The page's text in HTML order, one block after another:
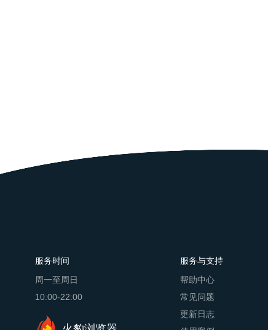
服务时间
周一至周日
10:00-22:00
服务与支持
帮助中心
常见问题
更新日志